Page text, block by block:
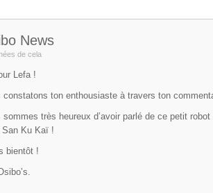
News
de cela
Lefa !
constatons ton enthousiaste à travers ton
sommes très heureux d’avoir parlé de ce petit
San Ku Kaï !
bientôt !